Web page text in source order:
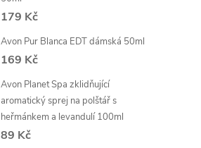
179 Kč
Avon Pur Blanca EDT dámská 50ml
169 Kč
Avon Planet Spa zklidňující
aromatický sprej na polštář s
heřmánkem a levandulí 100ml
89 Kč